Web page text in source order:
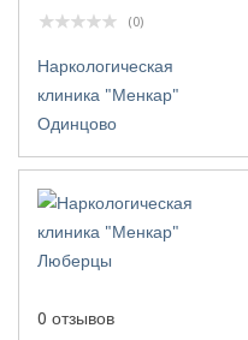
(0)
Наркологическая
клиника "Менкар"
Одинцово
0 отзывов